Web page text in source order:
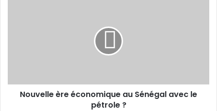
?
Nouvelle ère économique au Sénégal avec le
pétrole ?